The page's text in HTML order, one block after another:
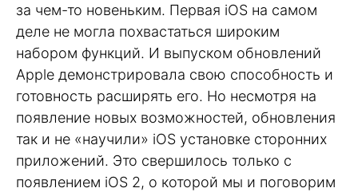
за чем-то новеньким. Первая iOS на самом
деле не могла похвастаться широким
набором функций. И выпуском обновлений
Apple демонстрировала свою способность и
готовность расширять его. Но несмотря на
появление новых возможностей, обновления
так и не «научили» iOS установке сторонних
приложений. Это свершилось только с
появлением iOS 2, о которой мы и поговорим